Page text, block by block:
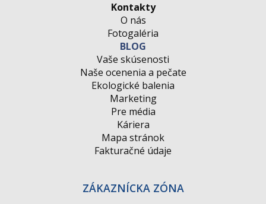
Kontakty
O nás
Fotogaléria
BLOG
Vaše skúsenosti
Naše ocenenia a pečate
Ekologické balenia
Marketing
Pre média
Káriera
Mapa stránok
Fakturačné údaje
ZÁKAZNÍCKA ZÓNA